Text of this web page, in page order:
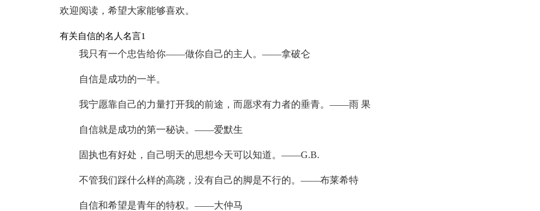
欢迎阅读，希望大家能够喜欢。
有关自信的名人名言1
我只有一个忠告给你——做你自己的主人。——拿破仑
自信是成功的一半。
我宁愿靠自己的力量打开我的前途，而愿求有力者的垂青。——雨 果
自信就是成功的第一秘诀。——爱默生
固执也有好处，自己明天的思想今天可以知道。——G.B.
不管我们踩什么样的高跷，没有自己的脚是不行的。——布莱希特
自信和希望是青年的特权。——大仲马